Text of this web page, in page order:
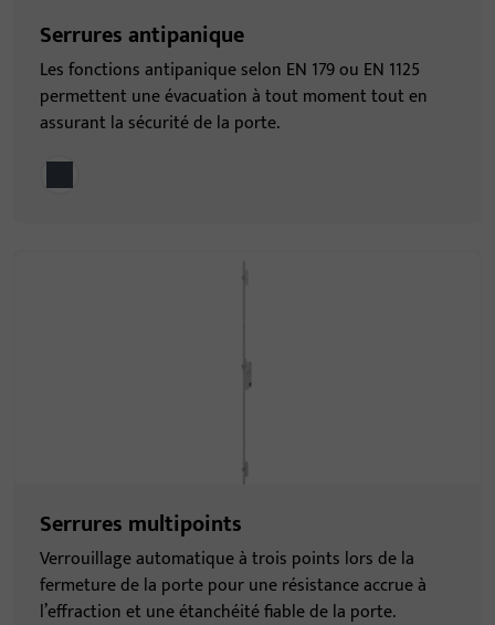
Serrures antipanique
Les fonctions antipanique selon EN 179 ou EN 1125
permettent une évacuation à tout moment tout en
assurant la sécurité de la porte.
Serrures multipoints
Verrouillage automatique à trois points lors de la
fermeture de la porte pour une résistance accrue à
l’effraction et une étanchéité fiable de la porte.